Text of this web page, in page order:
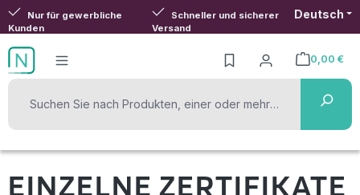
Zum Hauptinhalt springen
Nur für gewerbliche
Kunden
Schneller und sicherer
Versand
Deutsch
0,00 €
Warenkorb
EINZELNE ZERTIFIKATE